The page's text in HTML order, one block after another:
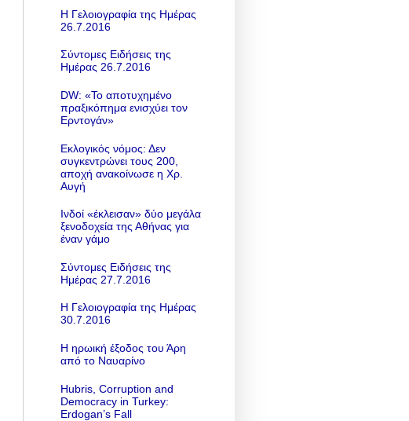
Η Γελοιογραφία της Ημέρας
26.7.2016
Σύντομες Ειδήσεις της
Ημέρας 26.7.2016
DW: «To αποτυχημένο
πραξικόπημα ενισχύει τον
Ερντογάν»
Εκλογικός νόμος: Δεν
συγκεντρώνει τους 200,
αποχή ανακοίνωσε η Χρ.
Αυγή
Ινδοί «έκλεισαν» δύο μεγάλα
ξενοδοχεία της Αθήνας για
έναν γάμο
Σύντομες Ειδήσεις της
Ημέρας 27.7.2016
Η Γελοιογραφία της Ημέρας
30.7.2016
Η ηρωική έξοδος του Άρη
από το Ναυαρίνο
Hubris, Corruption and
Democracy in Turkey:
Erdogan’s Fall